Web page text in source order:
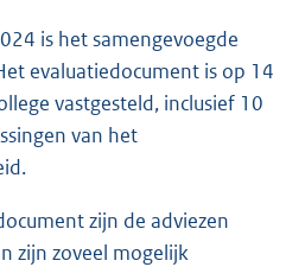
is het samengevoegde
evaluatiedocument is op 14
vastgesteld, inclusief 10
van het
zijn de adviezen
zijn zoveel mogelijk